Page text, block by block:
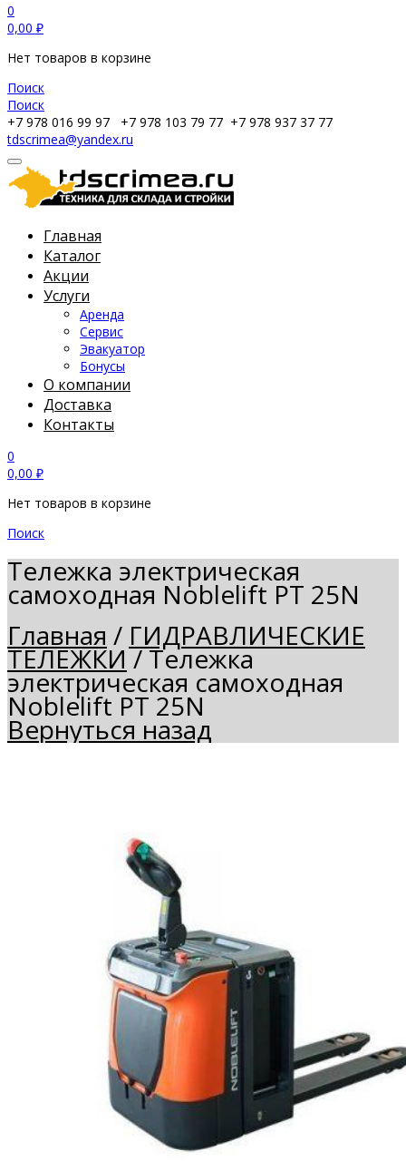
0
0,00 ₽
Нет товаров в корзине
Поиск
Поиск
+7 978 016 99 97
+7 978 103 79 77 +7 978 937 37 77
tdscrimea@yandex.ru
Главная
Каталог
Акции
Услуги
Аренда
Сервис
Эвакуатор
Бонусы
О компании
Доставка
Контакты
0
0,00 ₽
Нет товаров в корзине
Поиск
Тележка электрическая
самоходная Noblelift PT 25N
Главная / ГИДРАВЛИЧЕСКИЕ
ТЕЛЕЖКИ /Тележка
электрическая самоходная
Noblelift PT 25N
Вернуться назад